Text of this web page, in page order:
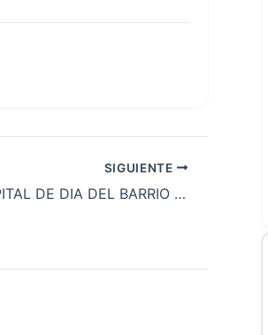
SIGUIENTE
HOSPITAL DE DIA DEL BARRIO 2 DE ABRIL DR. ADOLFO LIPPMAN